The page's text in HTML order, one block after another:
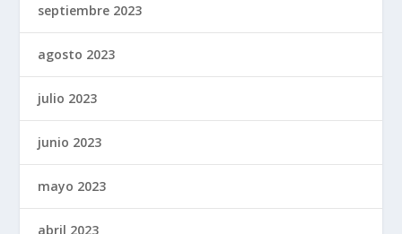
septiembre 2023
agosto 2023
julio 2023
junio 2023
mayo 2023
abril 2023